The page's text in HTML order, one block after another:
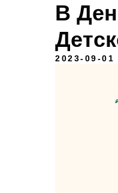
В
2023-09-01